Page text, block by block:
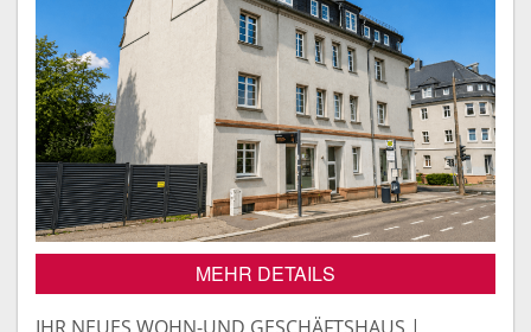
MEHR DETAILS
IHR NEUES WOHN-UND GESCHÄFTSHAUS |